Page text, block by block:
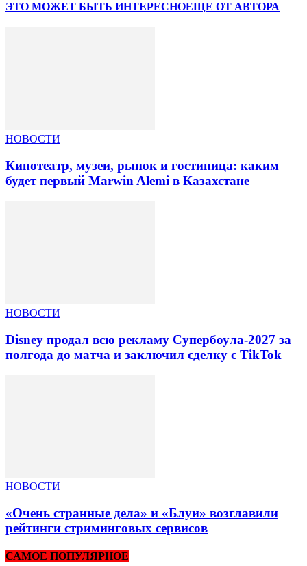
ЭТО МОЖЕТ БЫТЬ ИНТЕРЕСНОЕЩЕ ОТ АВТОРА
НОВОСТИ
Кинотеатр, музеи, рынок и гостиница: каким
будет первый Marwin Alemi в Казахстане
НОВОСТИ
Disney продал всю рекламу Супербоула-2027 за
полгода до матча и заключил сделку с TikTok
НОВОСТИ
«Очень странные дела» и «Блуи» возглавили
рейтинги стриминговых сервисов
САМОЕ ПОПУЛЯРНОЕ